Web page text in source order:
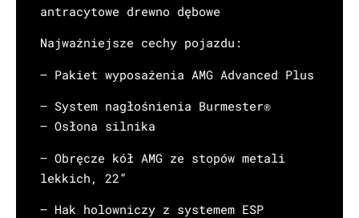
antracytowe drewno dębowe
Najważniejsze cechy pojazdu:
– Pakiet wyposażenia AMG Advanced Plus
– System nagłośnienia Burmester®
– Osłona silnika
– Obręcze kół AMG ze stopów metali
lekkich, 22”
– Hak holowniczy z systemem ESP